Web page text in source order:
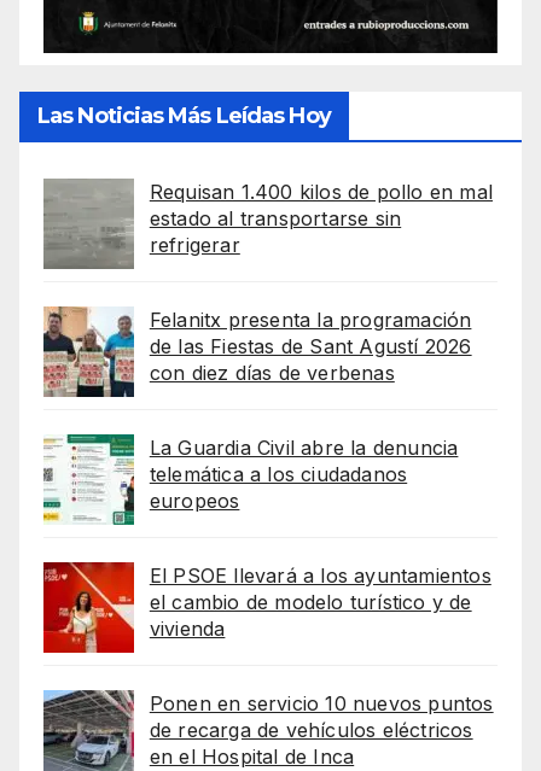
Las Noticias Más Leídas Hoy
Requisan 1.400 kilos de pollo en mal
estado al transportarse sin
refrigerar
Felanitx presenta la programación
de las Fiestas de Sant Agustí 2026
con diez días de verbenas
La Guardia Civil abre la denuncia
telemática a los ciudadanos
europeos
El PSOE llevará a los ayuntamientos
el cambio de modelo turístico y de
vivienda
Ponen en servicio 10 nuevos puntos
de recarga de vehículos eléctricos
en el Hospital de Inca